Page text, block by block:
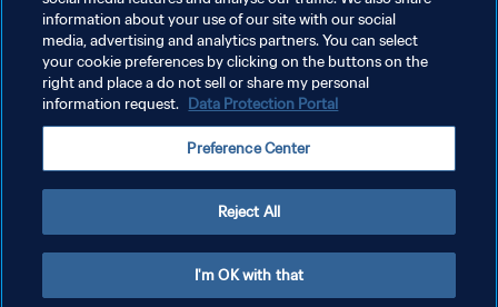
POLÍTICA DE PRIVACIDAD
AJUSTAR LA CONFIGURACIÓN DE LAS COOKIES
Copyright © 1994 - 2026 FIFA. Todos los derechos reservados.
information about your use of our site with our social
media, advertising and analytics partners. You can select
your cookie preferences by clicking on the buttons on the
right and place a do not sell or share my personal
information request. Data Protection Portal
Preference Center
Reject All
I'm OK with that